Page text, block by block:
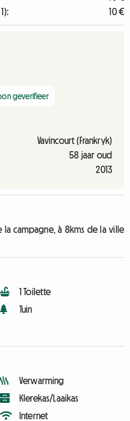
10 €
geverifieer
Vavincourt (Frankryk)
58 jaar oud
2013
la campagne, à 8kms de la ville
1 Toilette
Tuin
Verwarming
Klerekas/Laaikas
Internet